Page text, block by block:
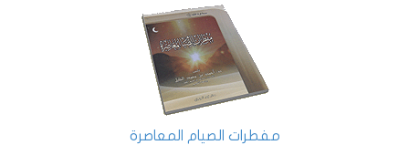
مفطرات الصيام المعاصرة